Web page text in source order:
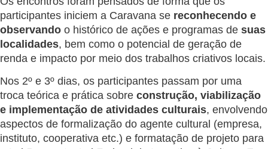
participantes iniciem a Caravana se reconhecendo e
observando o histórico de ações e programas de suas
localidades, bem como o potencial de geração de
renda e impacto por meio dos trabalhos criativos locais.
Nos 2º e 3º dias, os participantes passam por uma
troca teórica e prática sobre construção, viabilização
e implementação de atividades culturais, envolvendo
aspectos de formalização do agente cultural (empresa,
instituto, cooperativa etc.) e formatação de projeto para